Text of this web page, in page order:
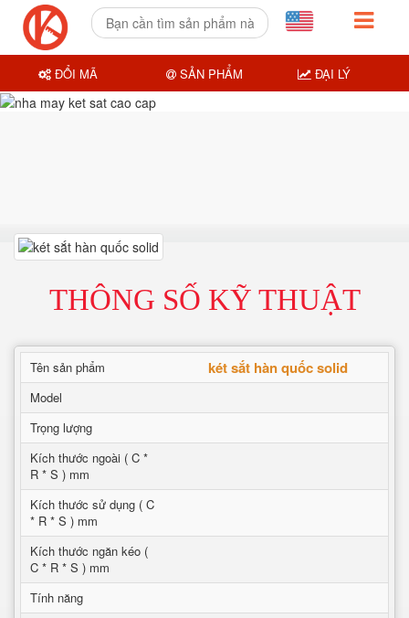
THÔNG SỐ KỸ THUẬT
Tên sản phẩm két sắt hàn quốc solid
Model
Trọng lượng
Kích thước ngoài ( C *
R * S ) mm
Kích thước sử dụng ( C
* R * S ) mm
Kích thước ngăn kéo (
C * R * S ) mm
Tính năng
ĐỔI MÃ SẢN PHẨM ĐẠI LÝ